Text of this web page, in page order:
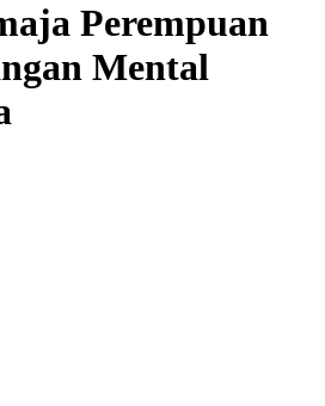
Perempuan
Mental